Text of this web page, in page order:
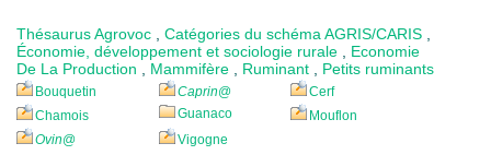
Thésaurus Agrovoc Catégories du schéma AGRIS/CARIS
Économie, développement et sociologie rurale
Economie
De La Production
Mammifère Ruminant Petits ruminants
Bouquetin Caprin@
Cerf
Chamois
Guanaco
Mouflon
Ovin@ Vigogne